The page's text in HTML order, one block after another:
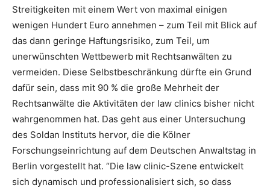
Streitigkeiten mit einem Wert von maximal einigen
wenigen Hundert Euro annehmen – zum Teil mit Blick auf
das dann geringe Haftungsrisiko, zum Teil, um
unerwünschten Wettbewerb mit Rechtsanwälten zu
vermeiden. Diese Selbstbeschränkung dürfte ein Grund
dafür sein, dass mit 90 % die große Mehrheit der
Rechtsanwälte die Aktivitäten der law clinics bisher nicht
wahrgenommen hat. Das geht aus einer Untersuchung
des Soldan Instituts hervor, die die Kölner
Forschungseinrichtung auf dem Deutschen Anwaltstag in
Berlin vorgestellt hat. “Die law clinic-Szene entwickelt
sich dynamisch und professionalisiert sich, so dass